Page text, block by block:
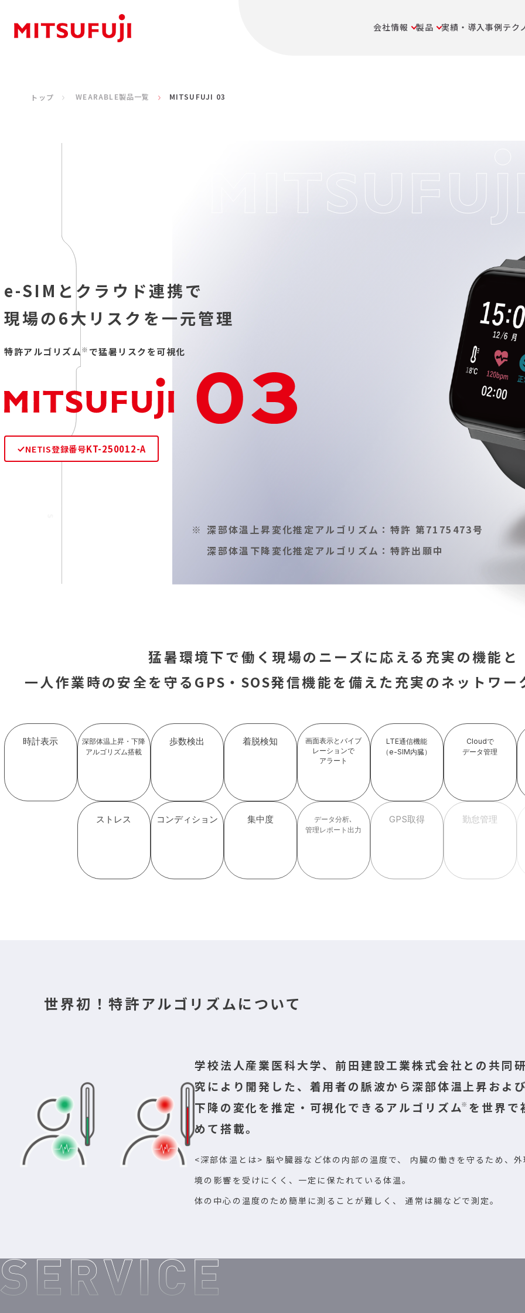
会社情報 製品 実績・導入事例テク
トップ WEARABLE製品一覧 MITSUFUJI 03
深部体温上昇変化推定アルゴリズム：特許 第7175473号
深部体温下降変化推定アルゴリズム：特許出願中
e-SIMとクラウド連携で
現場の6大リスクを一元管理
特許アルゴリズム※ で猛暑リスクを可視化
NETIS登録番号KT-250012-A
猛暑環境下で働く現場のニーズに応える充実の機能と
一人作業時の安全を守る GPS・SOS発信機能を備えた充実のネットワー
時計表示
深部体温上昇・下降
アルゴリズム搭載
歩数検出 着脱検知
画面表示とバイブ
レーションで
アラート
LTE通信機能
（e-SIM内臓）
Cloudで
データ管理
ストレス コンディション 集中度
データ分析､
管理レポート出力
GPS取得 勤怠管理
世界初！特許アルゴリズムについて
学校法人産業医科大学、前田建設工業株式会社との共同研
究により開発した、着用者の脈波から深部体温上昇および
下降の変化を推定・可視化できるアルゴリズム※ を世界で
めて搭載。
<深部体温とは> 脳や臓器など体の内部の温度で、 内臓の働きを守るため、外
境の影響を受けにくく、一定に保たれている体温。
体の中心の温度のため簡単に測ることが難しく、 通常は腸などで測定。